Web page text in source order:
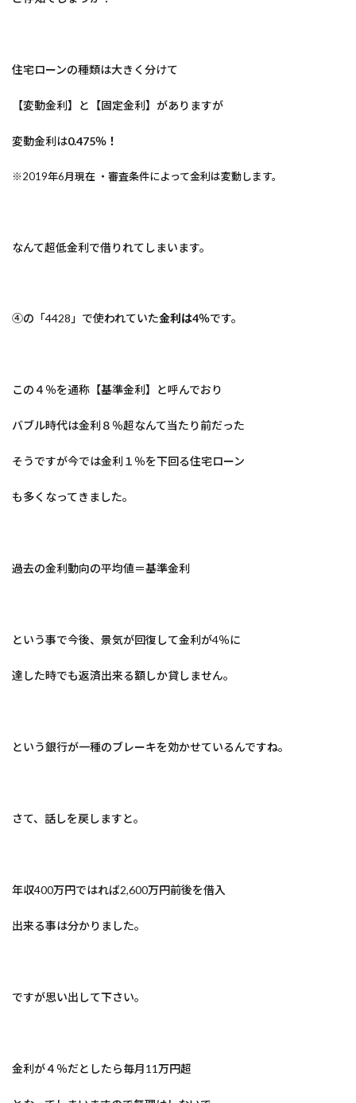
住宅ローンの種類は大きく分けて
【変動金利】と【固定金利】がありますが
変動金利は0.475％！
※2019年6月現在 ・審査条件によって金利は変動します。
なんて超低金利で借りれてしまいます。
④の「4428」で使われていた金利は4％です。
この４％を通称【基準金利】と呼んでおり
バブル時代は金利８％超なんて当たり前だった
そうですが今では金利１％を下回る住宅ローン
も多くなってきました。
過去の金利動向の平均値＝基準金利
という事で今後、景気が回復して金利が4％に
達した時でも返済出来る額しか貸しません。
という銀行が一種のブレーキを効かせているんですね。
さて、話しを戻しますと。
年収400万円ではれば2,600万円前後を借入
出来る事は分かりました。
ですが思い出して下さい。
金利が４％だとしたら毎月11万円超